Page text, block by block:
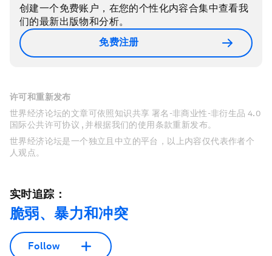
创建一个免费账户，在您的个性化内容合集中查看我
们的最新出版物和分析。
免费注册
许可和重新发布
世界经济论坛的文章可依照知识共享 署名-非商业性-非衍生品 4.0
国际公共许可协议 , 并根据我们的使用条款重新发布。
世界经济论坛是一个独立且中立的平台，以上内容仅代表作者个
人观点。
实时追踪：
脆弱、暴力和冲突
Follow